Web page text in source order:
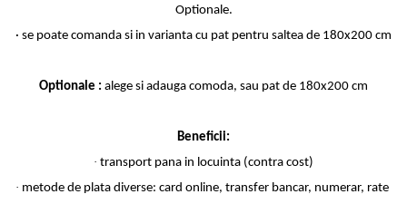
Optionale.
· se poate comanda si in varianta cu pat pentru saltea de 180x200 cm
Optionale : alege si adauga comoda, sau pat de 180x200 cm
Beneficii:
· transport pana in locuinta (contra cost)
· metode de plata diverse: card online, transfer bancar, numerar, rate